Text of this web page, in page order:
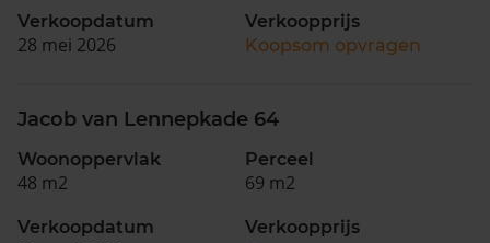
Verkoopdatum
28 mei 2026
Verkoopprijs
Koopsom opvragen
Jacob van Lennepkade 64
Woonoppervlak
48 m2
Perceel
69 m2
Verkoopdatum
Verkoopprijs